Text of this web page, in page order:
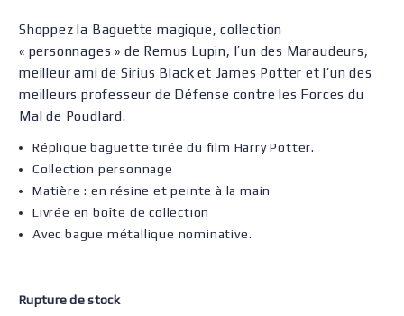
Shoppez la Baguette magique, collection
« personnages » de Remus Lupin, l’un des Maraudeurs,
meilleur ami de Sirius Black et James Potter et l’un des
meilleurs professeur de Défense contre les Forces du
Mal de Poudlard.
Réplique baguette tirée du film Harry Potter.
Collection personnage
Matière : en résine et peinte à la main
Livrée en boîte de collection
Avec bague métallique nominative.
Rupture de stock